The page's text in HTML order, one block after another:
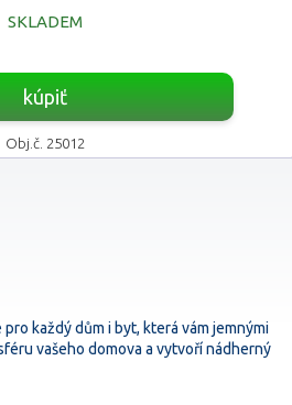
SKLADEM
kúpiť
Obj.č. 25012
každý dům i byt, která vám jemnými
vašeho domova a vytvoří nádherný